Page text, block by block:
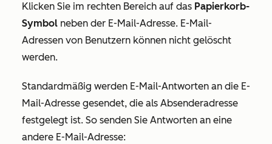
Klicken Sie im rechten Bereich auf das Papierkorb-
Symbol neben der E-Mail-Adresse. E-Mail-
Adressen von Benutzern können nicht gelöscht
werden.
Standardmäßig werden E-Mail-Antworten an die E-
Mail-Adresse gesendet, die als Absenderadresse
festgelegt ist. So senden Sie Antworten an eine
andere E-Mail-Adresse: